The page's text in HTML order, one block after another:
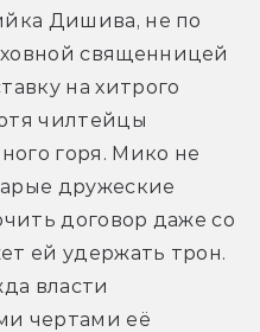
Дишива, не по
священницей
на хитрого
чилтейцы
горя. Мико не
дружеские
договор даже со
ей удержать трон.
власти
чертами её